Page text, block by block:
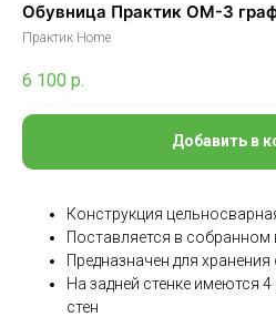
Обувница Практик ОМ-3
Практик Home
6 100 р.
Добавить в
Конструкция
Поставляется в собранном
Предназначен для хранения
На задней стенке имеются
стен